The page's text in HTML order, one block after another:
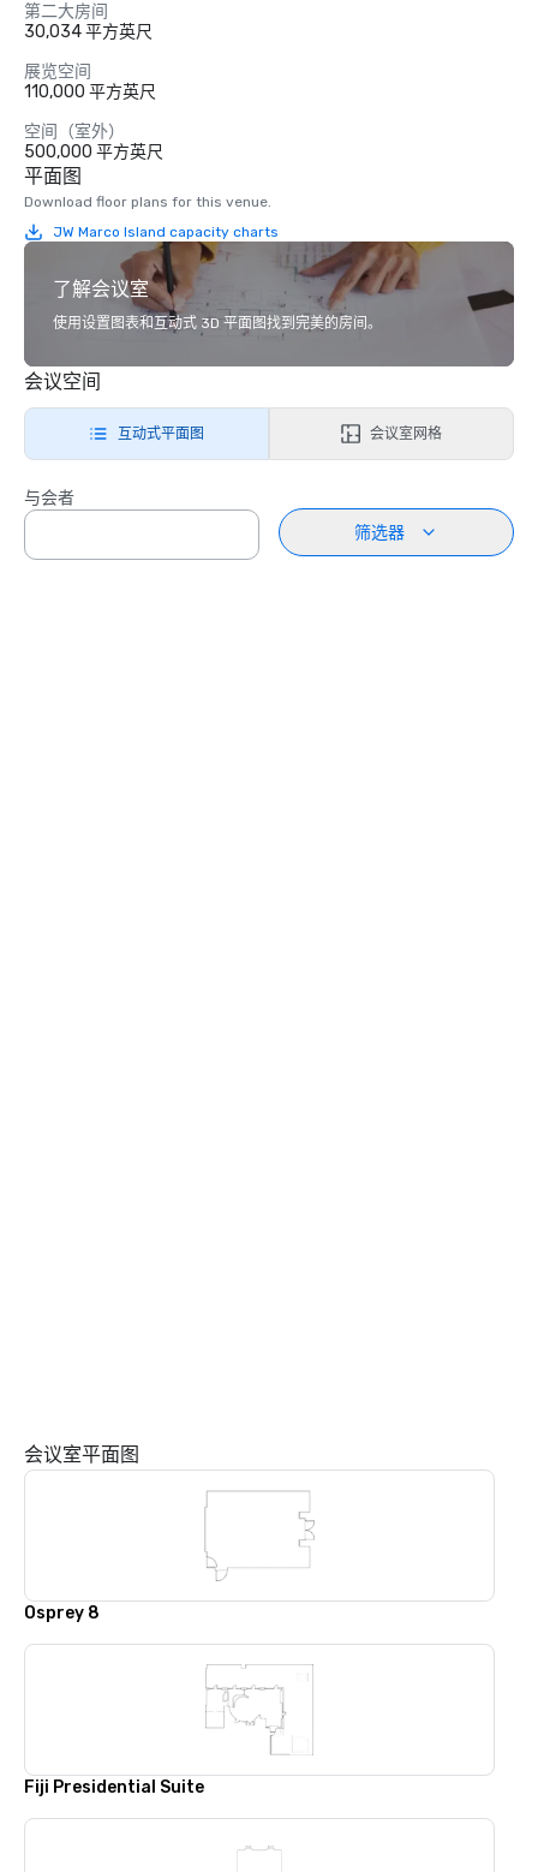
第二大房间
30,034 平方英尺
展览空间
110,000 平方英尺
空间（室外）
500,000 平方英尺
平面图
Download floor plans for this venue.
JW Marco Island capacity charts
了解会议室
使用设置图表和互动式 3D 平面图找到完美的房间。
会议空间
互动式平面图 会议室网格
与会者
筛选器
会议室平面图
Osprey 8
Fiji Presidential Suite